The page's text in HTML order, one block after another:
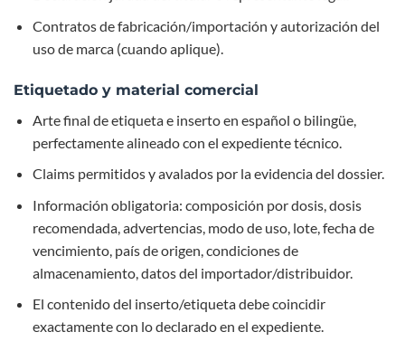
Contratos de fabricación/importación y autorización del
uso de marca (cuando aplique).
Etiquetado y material comercial
Arte final de etiqueta e inserto en español o bilingüe,
perfectamente alineado con el expediente técnico.
Claims permitidos y avalados por la evidencia del dossier.
Información obligatoria: composición por dosis, dosis
recomendada, advertencias, modo de uso, lote, fecha de
vencimiento, país de origen, condiciones de
almacenamiento, datos del importador/distribuidor.
El contenido del inserto/etiqueta debe coincidir
exactamente con lo declarado en el expediente.